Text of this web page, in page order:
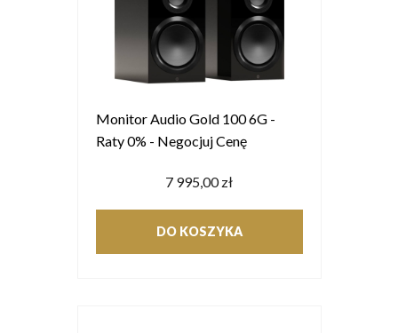
Monitor Audio Gold 100 6G -
Raty 0% - Negocjuj Cenę
7 995,00 zł
DO KOSZYKA